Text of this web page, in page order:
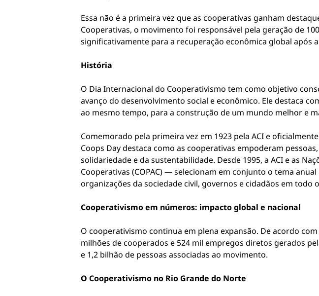
Essa não é a primeira vez que as cooperativas ganham
Cooperativas, o movimento foi responsável pela geração de
significativamente para a recuperação econômica global após
História
O Dia Internacional do Cooperativismo tem como objetivo
avanço do desenvolvimento social e econômico. Ele destaca
ao mesmo tempo, para a construção de um mundo melhor e
Comemorado pela primeira vez em 1923 pela ACI e
Coops Day destaca como as cooperativas empoderam
solidariedade e da sustentabilidade. Desde 1995, a ACI e as
Cooperativas (COPAC) — selecionam em conjunto o tema
organizações da sociedade civil, governos e cidadãos em todo
Cooperativismo em números: impacto global e nacional
O cooperativismo continua em plena expansão. De acordo
milhões de cooperados e 524 mil empregos diretos gerados
e 1,2 bilhão de pessoas associadas ao movimento.
O Cooperativismo no Rio Grande do Norte